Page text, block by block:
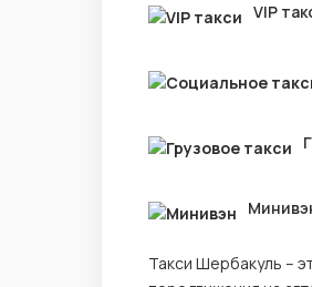
VIP
Такси Шербакуль –